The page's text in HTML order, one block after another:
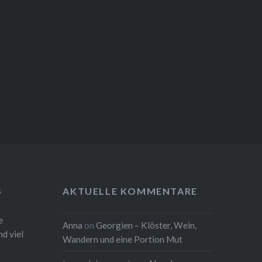
viel
AKTUELLE KOMMENTARE
Anna onGeorgien – Klöster, Wein,
Wandern und eine Portion Mut